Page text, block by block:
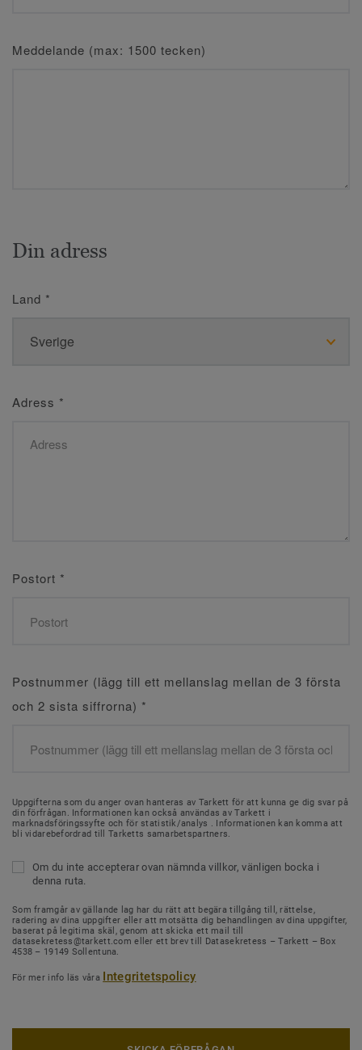
Meddelande (max: 1500 tecken)
Din adress
Land *
Adress *
Postort *
Postnummer (lägg till ett mellanslag mellan de 3 första
och 2 sista siffrorna) *
Uppgifterna som du anger ovan hanteras av Tarkett för att kunna ge dig svar på
din förfrågan. Informationen kan också användas av Tarkett i
marknadsföringssyfte och för statistik/analys . Informationen kan komma att
bli vidarebefordrad till Tarketts samarbetspartners.
Om du inte accepterar ovan nämnda villkor, vänligen bocka i
denna ruta.
Som framgår av gällande lag har du rätt att begära tillgång till, rättelse,
radering av dina uppgifter eller att motsätta dig behandlingen av dina uppgifter,
baserat på legitima skäl, genom att skicka ett mail till
datasekretess@tarkett.com eller ett brev till Datasekretess – Tarkett – Box
4538 – 19149 Sollentuna.
För mer info läs våra Integritetspolicy